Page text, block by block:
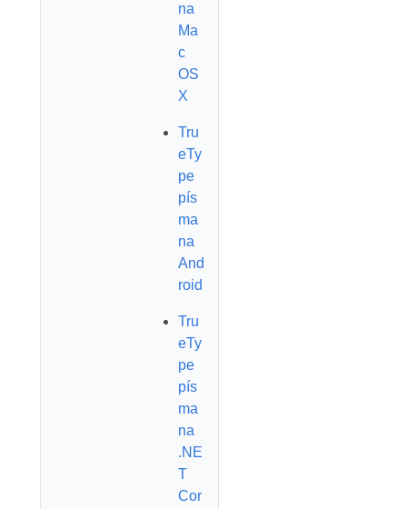
na
Ma
c
OS
X
Tru
eTy
pe
pís
ma
na
And
roid
Tru
eTy
pe
pís
ma
na
.NE
T
Cor